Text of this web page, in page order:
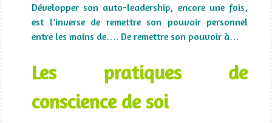
Développer son auto-leadership, encore une fois,
est l’inverse de remettre son pouvoir personnel
entre les mains de…. De remettre son pouvoir à…
Les pratiques de
conscience de soi